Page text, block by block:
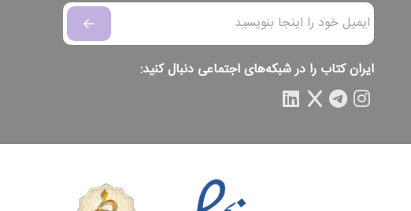
ایران کتاب را در شبکه‌های اجتماعی دنبال کنید: